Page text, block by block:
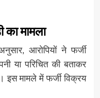
मामला
आरोपियों ने फर्जी
या परिचित की बताकर
इस मामले में फर्जी विक्रय